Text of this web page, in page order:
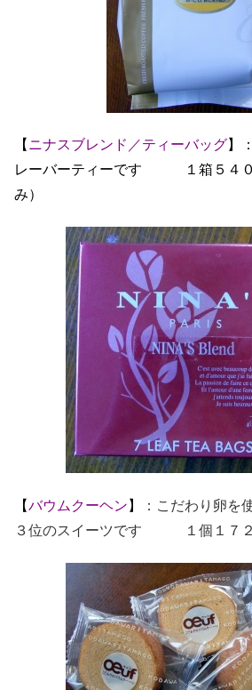
【 ニナスブレンド／ティーバッグ】
レーバーティーです １箱５４０
み）
【バウムクーヘン 】
：こだわり卵を
３位のスイーツです １個１７２